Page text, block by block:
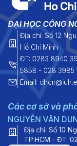
ĐẠI HỌC CÔNG
Địa chỉ: Số 12
Hồ Chí Minh
ĐT: 0283 8940
5858 - 028 3985
Email:
Các cơ sở và
NGUYỄN VĂN
Địa chỉ: Số 10
TP.HCM - ĐT: